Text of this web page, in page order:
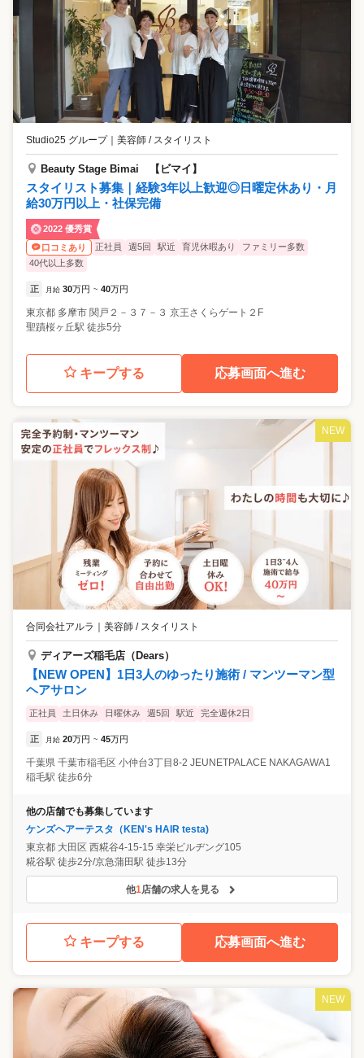
Studio25 グループ｜ 美容師 / スタイリスト
Beauty Stage Bimai 【ビマイ】
スタイリスト募集｜経験3年以上歓迎◎日曜定休あり・月
給30万円以上・社保完備
2022 優秀賞
口コミあり
正社員 週5回 駅近 育児休暇あり
ファミリー多数
40代以上多数
正 月給 30万円 ~ 40万円
東京都 多摩市 関戸２－３７－３ 京王さくらゲート２F
聖蹟桜ヶ丘駅 徒歩5分
キープする 応募画面へ進む
NEW
合同会社アルラ 美容師 / スタイリスト
ディアーズ稲毛店（Dears）
【NEW OPEN】1日3人のゆったり施術 / マンツーマン型
ヘアサロン
正社員 土日休み 日曜休み 週5回 駅近 完全週休2日
正 月給 20万円 ~ 45万円
千葉県 千葉市稲毛区 小仲台3丁目8-2 JEUNETPALACE NAKAGAWA1
稲毛駅 徒歩6分
他の店舗でも募集しています
ケンズヘアーテスタ（KEN's HAIR testa)
東京都 大田区 西糀谷4-15-15 幸栄ビルヂング105
糀谷駅 徒歩2分/京急蒲田駅 徒歩13分
他1店舗の求人を見る
キープする 応募画面へ進む
NEW